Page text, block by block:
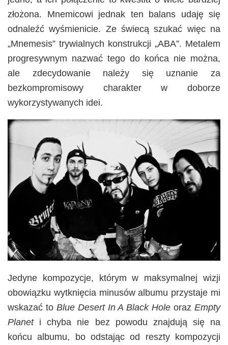
złożona. Mnemicowi jednak ten balans udaję się
odnaleźć wyśmienicie. Ze świecą szukać więc na
„Mnemesis” trywialnych konstrukcji „ABA”. Metalem
progresywnym nazwać tego do końca nie można,
ale zdecydowanie należy się uznanie za
bezkompromisowy charakter w doborze
wykorzystywanych idei.
Jedyne kompozycje, którym w maksymalnej wizji
obowiązku wytknięcia minusów albumu przystaje mi
wskazać to Blue Desert In A Black Hole orazEmpty
Planeti chyba nie bez powodu znajdują się na
końcu albumu, bo odstając od reszty kompozycji